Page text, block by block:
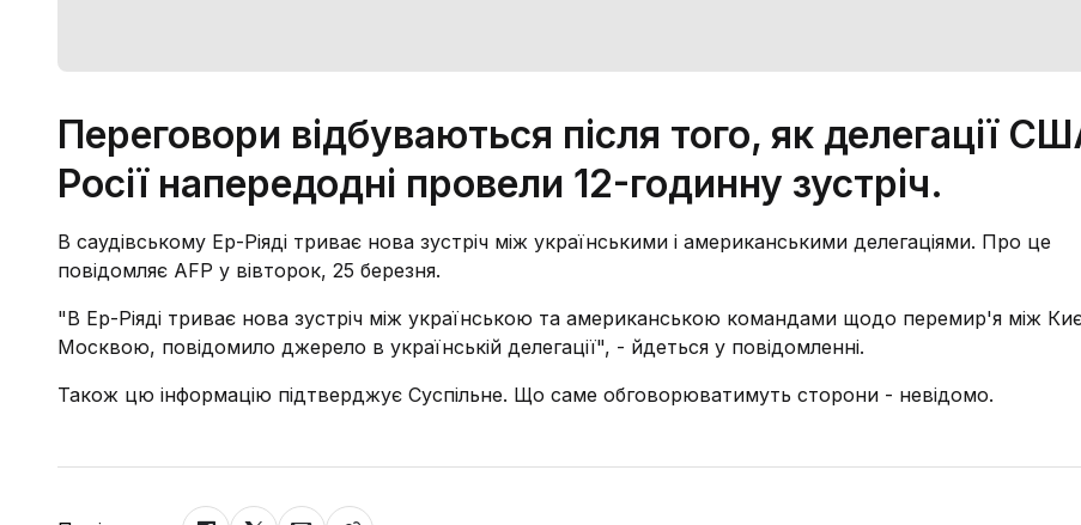
Переговори відбуваються після того, як делегації
Росії напередодні провели 12-годинну зустріч.
В саудівському Ер-Ріяді триває нова зустріч між українськими і американськими делегаціями. Про це
повідомляє AFP у вівторок, 25 березня.
"В Ер-Ріяді триває нова зустріч між українською та американською командами щодо перемир'я між
Москвою, повідомило джерело в українській делегації", - йдеться у повідомленні.
Також цю інформацію підтверджує Суспільне. Що саме обговорюватимуть сторони - невідомо.